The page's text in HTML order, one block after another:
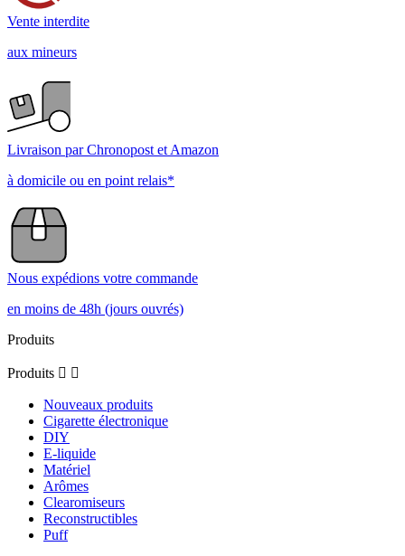
Vente interdite
aux mineurs
Livraison par Chronopost et Amazon
à domicile ou en point relais*
Nous expédions votre commande
en moins de 48h (jours ouvrés)
Produits
Produits  
Nouveaux produits
Cigarette électronique
DIY
E-liquide
Matériel
Arômes
Clearomiseurs
Reconstructibles
Puff